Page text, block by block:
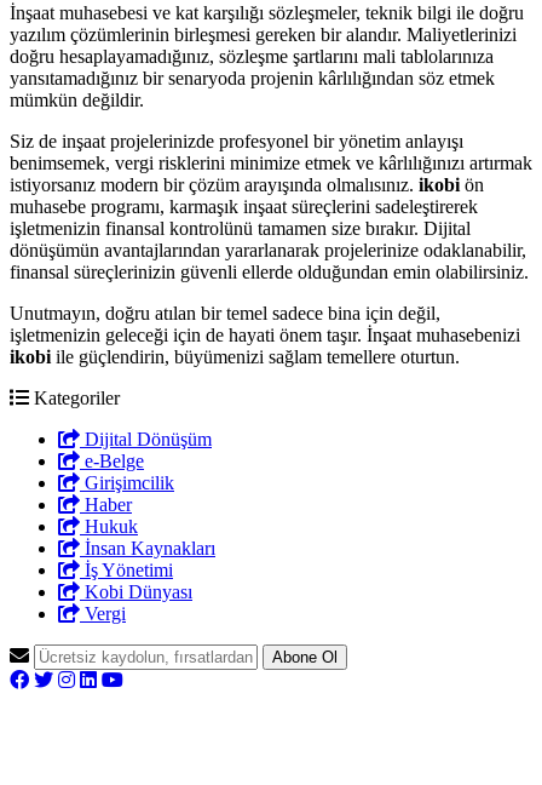
İnşaat muhasebesi ve kat karşılığı sözleşmeler, teknik bilgi ile doğru
yazılım çözümlerinin birleşmesi gereken bir alandır. Maliyetlerinizi
doğru hesaplayamadığınız, sözleşme şartlarını mali tablolarınıza
yansıtamadığınız bir senaryoda projenin kârlılığından söz etmek
mümkün değildir.
Siz de inşaat projelerinizde profesyonel bir yönetim anlayışı
benimsemek, vergi risklerini minimize etmek ve kârlılığınızı artırmak
istiyorsanız modern bir çözüm arayışında olmalısınız. ikobi ön
muhasebe programı, karmaşık inşaat süreçlerini sadeleştirerek
işletmenizin finansal kontrolünü tamamen size bırakır. Dijital
dönüşümün avantajlarından yararlanarak projelerinize odaklanabilir,
finansal süreçlerinizin güvenli ellerde olduğundan emin olabilirsiniz.
Unutmayın, doğru atılan bir temel sadece bina için değil,
işletmenizin geleceği için de hayati önem taşır. İnşaat muhasebenizi
ikobi ile güçlendirin, büyümenizi sağlam temellere oturtun.
Kategoriler
Dijital Dönüşüm
e-Belge
Girişimcilik
Haber
Hukuk
İnsan Kaynakları
İş Yönetimi
Kobi Dünyası
Vergi
Abone Ol